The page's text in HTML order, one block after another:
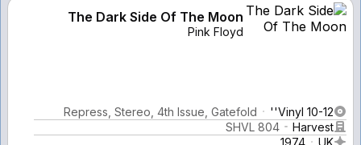
The Dark Side Of The Moon
Pink Floyd
Vinyl 10-12''
Repress, Stereo, 4th Issue, Gatefold
Harvest
SHVL 804
UK
1974